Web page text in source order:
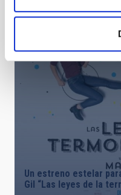
Un estreno estelar
Gil “Las leyes de la